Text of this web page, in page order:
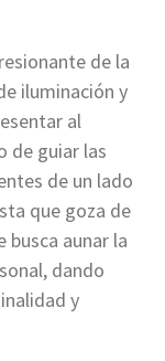
de la
iluminación y
al
de guiar las
de un lado
que goza de
busca aunar la
dando
y